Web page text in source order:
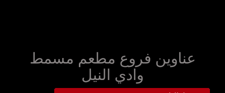
عناوين فروع مطعم مسمط
وادي النيل